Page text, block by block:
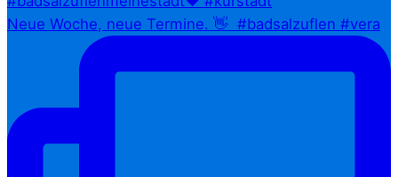
Neue Woche, neue Termine. 👋⁠ ⁠ #badsalzuflen #vera